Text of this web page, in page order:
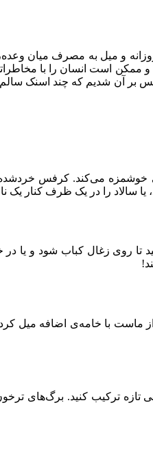
و میل به مصرف میان
ممکن است انسان را با
بر آن شدیم که چند اسنک
خوشمزه می‌کند. کرفس خردشده
سالاد را در یک ظرف کنار یک
تا روی زغال کباب شود و یا
ماست با خامه‌ی اضافه میل
تازه ترکیب کنید. برگ‌های